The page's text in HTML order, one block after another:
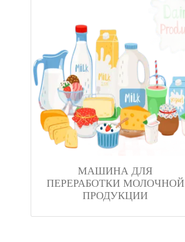
МАШИНА ДЛЯ
ПЕРЕРАБОТКИ МОЛОЧНОЙ
ПРОДУКЦИИ